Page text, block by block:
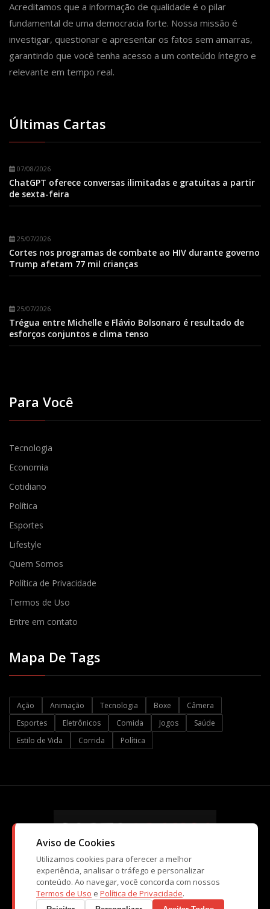
Acreditamos que a informação de qualidade é o pilar
fundamental de uma democracia forte. Nossa missão é
investigar, questionar e apresentar os fatos sem amarras,
garantindo que você tenha acesso a um conteúdo íntegro e
relevante em tempo real.
Últimas Cartas
07/08/2026
ChatGPT oferece conversas ilimitadas e gratuitas a partir
de sexta-feira
25/07/2026
Cortes nos programas de combate ao HIV durante governo
Trump afetam 77 mil crianças
25/07/2026
Trégua entre Michelle e Flávio Bolsonaro é resultado de
esforços conjuntos e clima tenso
Para Você
Tecnologia
Economia
Cotidiano
Política
Esportes
Lifestyle
Quem Somos
Política de Privacidade
Termos de Uso
Entre em contato
Mapa De Tags
Ação Animação Tecnologia Boxe
Câmera
Esportes
Eletrônicos Comida Jogos
Saúde
Estilo de Vida
Corrida Política
© Copyright CartaBranca 2026. Kopi Tecnologia e Atividades de
Ensino Ltda
Aviso de Cookies
Utilizamos cookies para oferecer a melhor
experiência, analisar o tráfego e personalizar
conteúdo. Ao navegar, você concorda com nossos
Termos de Uso e Política de Privacidade.